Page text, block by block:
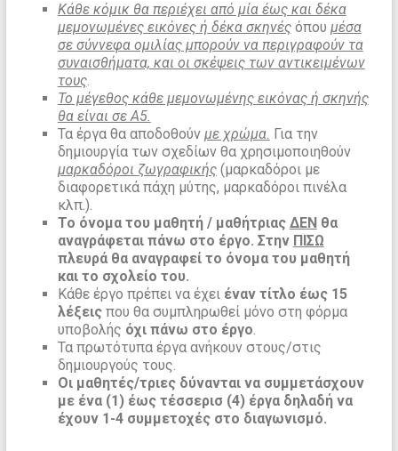
Κάθε κόμικ θα περιέχει από μία έως και δέκα
μεμονωμένες εικόνες ή δέκα σκηνέςόπου μέσα
σε σύννεφα ομιλίας μπορούν να περιγραφούν τα
συναισθήματα, και οι σκέψεις των αντικειμένων
τους.
Το μέγεθος κάθε μεμονωμένης εικόνας ή σκηνής
θα είναι σε Α5.
Τα έργα θα αποδοθούν με χρώμα. Για την
δημιουργία των σχεδίων θα χρησιμοποιηθούν
μαρκαδόροι ζωγραφικής(μαρκαδόροι με
διαφορετικά πάχη μύτης, μαρκαδόροι πινέλα
κλπ.).
Το όνομα του μαθητή / μαθήτριας ΔΕΝθα
αναγράφεται πάνω στο έργο. Στην ΠΙΣΩ
πλευρά θα αναγραφεί το όνομα του μαθητή
και το σχολείο του.
Κάθε έργο πρέπει να έχειέναν τίτλο έως 15
λέξειςπου θα συμπληρωθεί μόνο στη φόρμα
υποβολής όχι πάνω στο έργο.
Τα πρωτότυπα έργα ανήκουν στους/στις
δημιουργούς τους.
Οι μαθητές/τριες δύνανται να συμμετάσχουν
με ένα (1) έως τέσσερισ (4) έργα δηλαδή να
έχουν 1-4 συμμετοχές στο διαγωνισμό.